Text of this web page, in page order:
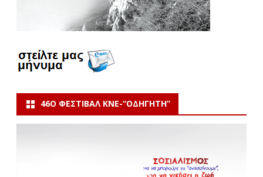
46Ο ΦΕΣΤΙΒΆΛ ΚΝΕ-“ΟΔΗΓΗΤΗ”
Πρόγραμμα